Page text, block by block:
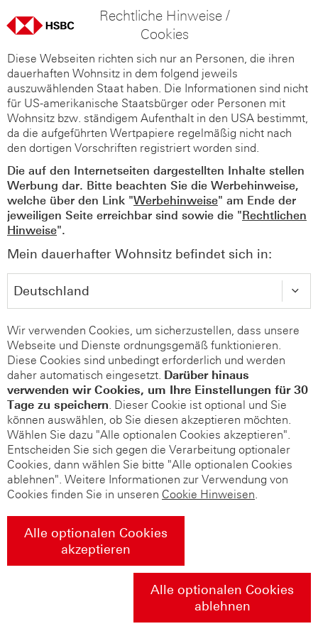
Rechtliche Hinweise /
Cookies
Diese Webseiten richten sich nur an Personen, die ihren
dauerhaften Wohnsitz in dem folgend jeweils
auszuwählenden Staat haben. Die Informationen sind nicht
für US-amerikanische Staatsbürger oder Personen mit
Wohnsitz bzw. ständigem Aufenthalt in den USA bestimmt,
da die aufgeführten Wertpapiere regelmäßig nicht nach
den dortigen Vorschriften registriert worden sind.
Die auf den Internetseiten dargestellten Inhalte stellen
Werbung dar. Bitte beachten Sie die Werbehinweise,
welche über den Link "Werbehinweise" am Ende der
jeweiligen Seite erreichbar sind sowie die "Rechtlichen
Hinweise".
Mein dauerhafter Wohnsitz befindet sich in:
Wir verwenden Cookies, um sicherzustellen, dass unsere
Webseite und Dienste ordnungsgemäß funktionieren.
Diese Cookies sind unbedingt erforderlich und werden
daher automatisch eingesetzt. Darüber hinaus
verwenden wir Cookies, um Ihre Einstellungen für 30
Tage zu speichern. Dieser Cookie ist optional und Sie
können auswählen, ob Sie diesen akzeptieren möchten.
Wählen Sie dazu "Alle optionalen Cookies akzeptieren".
Entscheiden Sie sich gegen die Verarbeitung optionaler
Cookies, dann wählen Sie bitte "Alle optionalen Cookies
ablehnen". Weitere Informationen zur Verwendung von
Cookies finden Sie in unseren Cookie Hinweisen.
Alle optionalen Cookies
akzeptieren
Alle optionalen Cookies
ablehnen